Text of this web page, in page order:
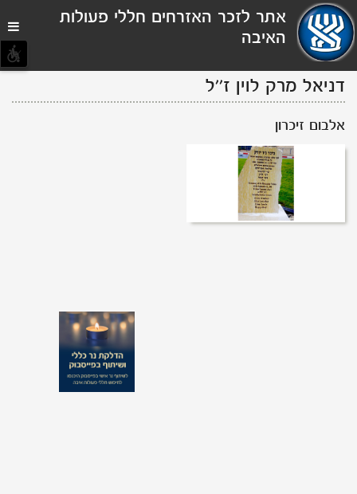
תפריט
נגישות
אתר לזכר האזרחים חללי פעולות
האיבה
דניאל מרק לוין ז''ל
אלבום זיכרון